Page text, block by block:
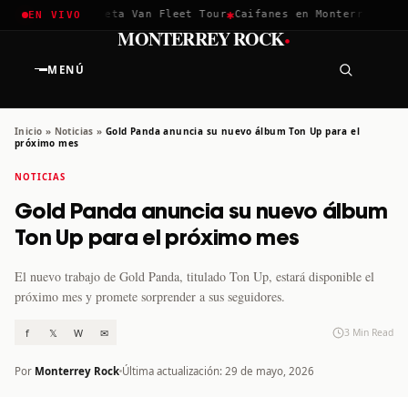
EN VIVO
2026 ✱Greta Van Fleet Tour✱Caifanes en Monterrey · 12
MENÚ
MONTERREY ROCK·
Inicio » Noticias » Gold Panda anuncia su nuevo álbum Ton Up para el
próximo mes
NOTICIAS
Gold Panda anuncia su nuevo álbum
Ton Up para el próximo mes
El nuevo trabajo de Gold Panda, titulado Ton Up, estará disponible el
próximo mes y promete sorprender a sus seguidores.
f 𝕏 W ✉ 3 Min Read
Por Monterrey Rock Última actualización: 29 de mayo, 2026